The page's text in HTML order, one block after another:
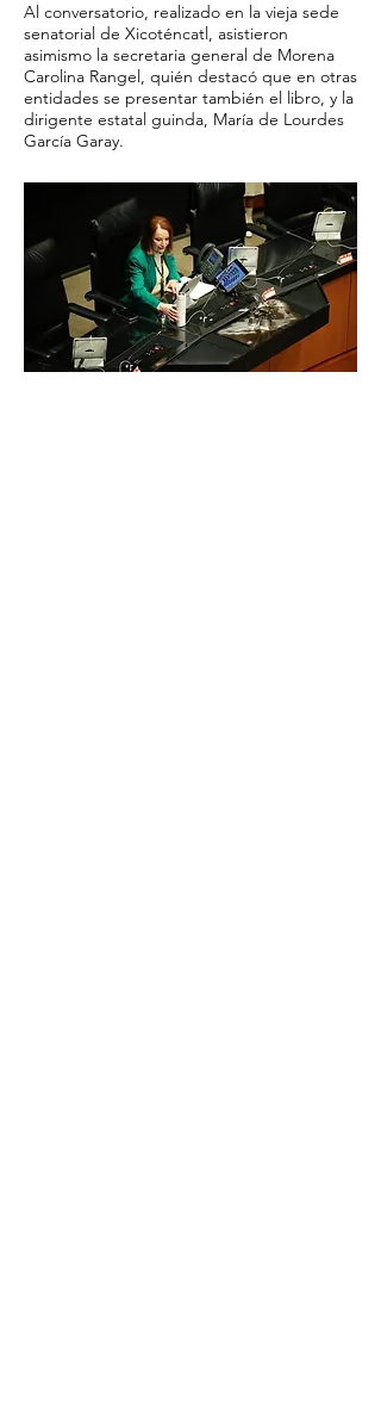
Al conversatorio, realizado en la vieja sede
senatorial de Xicoténcatl, asistieron
asimismo la secretaria general de Morena
Carolina Rangel, quién destacó que en otras
entidades se presentar también el libro, y la
dirigente estatal guinda, María de Lourdes
García Garay.